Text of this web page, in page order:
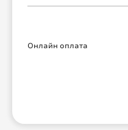
Онлайн оплата